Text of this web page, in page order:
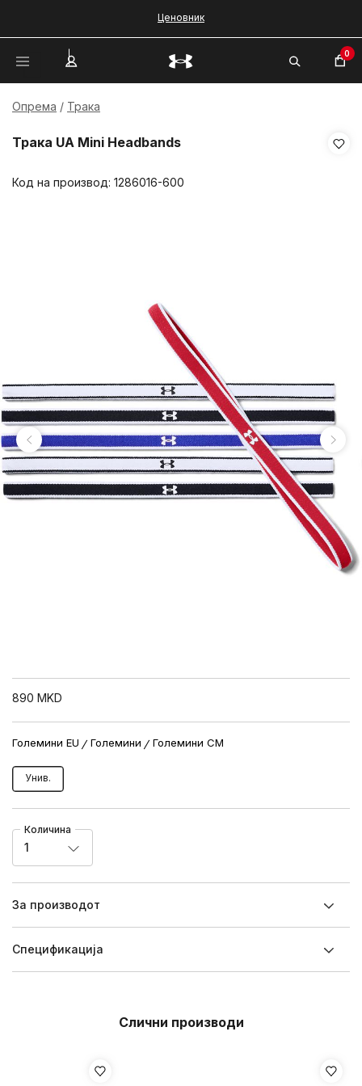
Ценовник
0
Опрема Трака
Трака UA Mini Headbands
Код на производ: 1286016-600
890 MKD
Големини EU Големини Големини CM
Унив.
Количина
1
За производот
Спецификацијa
Слични производи